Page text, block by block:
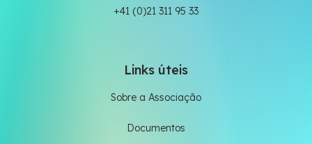
+41 (0)21 311 95 33
Links úteis
Sobre a Associação
Documentos